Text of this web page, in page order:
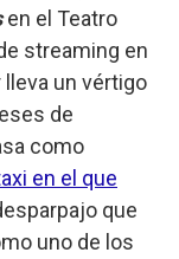
en el Teatro
streaming en
un vértigo
de
como
en el que
que
uno de los